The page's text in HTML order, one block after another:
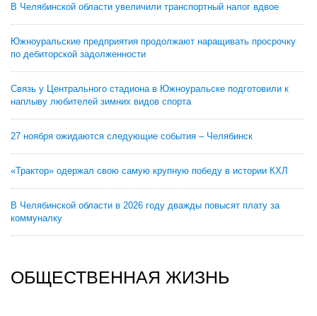
В Челябинской области увеличили транспортный налог вдвое
Южноуральские предприятия продолжают наращивать просрочку
по дебиторской задолженности
Связь у Центрального стадиона в Южноуральске подготовили к
наплыву любителей зимних видов спорта
27 ноября ожидаются следующие события – Челябинск
«Трактор» одержал свою самую крупную победу в истории КХЛ
В Челябинской области в 2026 году дважды повысят плату за
коммуналку
ОБЩЕСТВЕННАЯ ЖИЗНЬ